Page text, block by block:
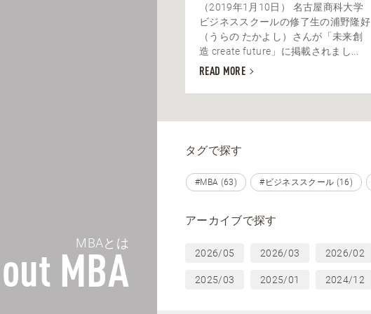
MBAとは
MBA
（2019年1月10日） 名古屋商科大学
ビジネススクールの修了生の浦野隆好
（うらの たかよし）さんが「未来創
造 create future」に掲載されまし...
READ MORE
タグで探す
#MBA (63) #ビジネススクール (16)
アーカイブで探す
2026/05 2026/03 2026/02
2025/03 2025/01 2024/12